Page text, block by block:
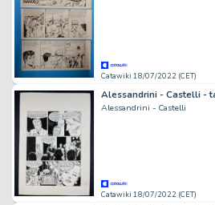
Catawiki 18/07/2022 (CET)
Alessandrini - Castelli
Catawiki 18/07/2022 (CET)